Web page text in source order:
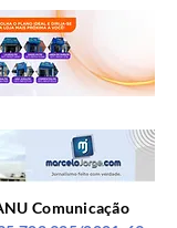
Comunicação